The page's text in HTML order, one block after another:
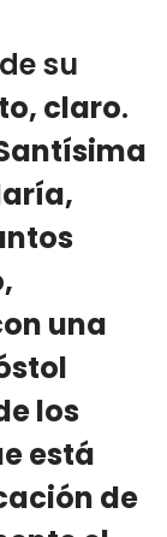
su
claro.
una
los
está
de